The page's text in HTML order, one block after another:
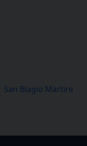
San Biagio Martire